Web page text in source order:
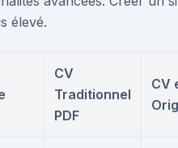
élevé.
CV
Traditionnel
PDF
CV